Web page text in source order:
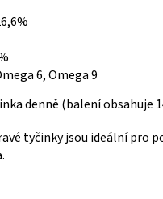
6, Omega 9
denně (balení obsahuje
tyčinky jsou ideální pro